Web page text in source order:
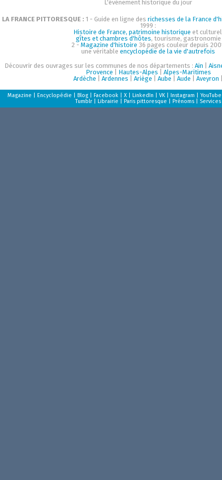
L'événement historique du jour
LA FRANCE PITTORESQUE : 1 - Guide en ligne des richesses de la France
1999 :
Histoire de France, patrimoine historique et
gîtes et chambres d'hôtes, tourisme, gastronomie
2 - Magazine d'histoire 36 pages couleur depuis
une véritableencyclopédie de la vie d'autrefois
Découvrir des ouvrages sur les communes de nos départements :Ain |
Provence
Hautes-Alpes
Alpes-Maritimes
Ardèche |Ardennes |Ariège |Aube |Aude |Aveyron
Magazine |Encyclopédie |Blog |Facebook |X |LinkedIn |VK |Instagram |YouTube
Tumblr |Librairie |Paris pittoresque |Prénoms Services